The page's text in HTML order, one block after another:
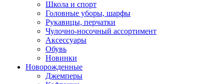
Школа и спорт
Головные уборы, шарфы
Рукавицы, перчатки
Чулочно-носочный ассортимент
Аксессуары
Обувь
Новинки
Новорожденные
Джемперы